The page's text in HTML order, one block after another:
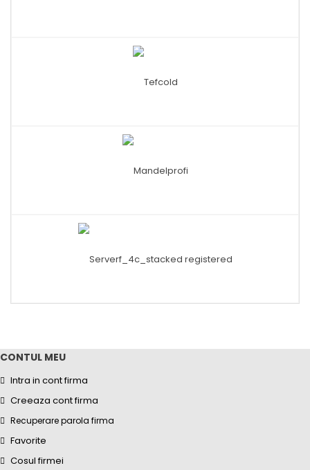
CONTUL MEU
Intra in cont firma
Creeaza cont firma
Recuperare parola firma
Favorite
Cosul firmei